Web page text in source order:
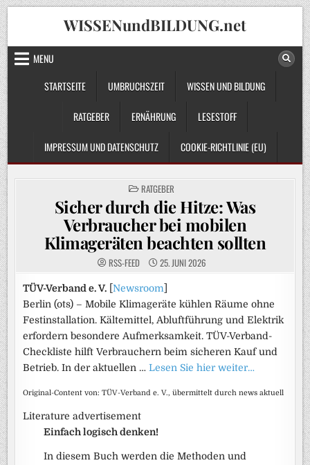
Skip
to
content
WISSENundBILDUNG.net
MENU
STARTSEITE
UMBRUCHSZEIT WISSEN UND BILDUNG
RATGEBER ERNÄHRUNG LESESTOFF
IMPRESSUM UND DATENSCHUTZ COOKIE-RICHTLINIE (EU)
POSTED
IN
RATGEBER
Sicher durch die Hitze: Was
Verbraucher bei mobilen
Klimageräten beachten sollten
RSS-FEED 25. JUNI 2026
TÜV-Verband e. V. [Newsroom
Berlin (ots) – Mobile Klimageräte kühlen Räume ohne
Festinstallation. Kältemittel, Abluftführung und Elektrik
erfordern besondere Aufmerksamkeit. TÜV-Verband-
Checkliste hilft Verbrauchern beim sicheren Kauf und
Betrieb. In der aktuellen …Lesen Sie hier weiter…
Original-Content von: TÜV-Verband e. V., übermittelt durch news aktuell
Literature advertisement
Einfach logisch denken!
In diesem Buch werden die Methoden und